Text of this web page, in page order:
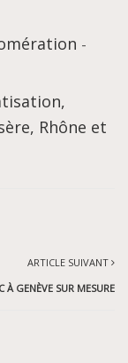
-
Rhône et
ARTICLE SUIVANT
À GENÈVE SUR MESURE